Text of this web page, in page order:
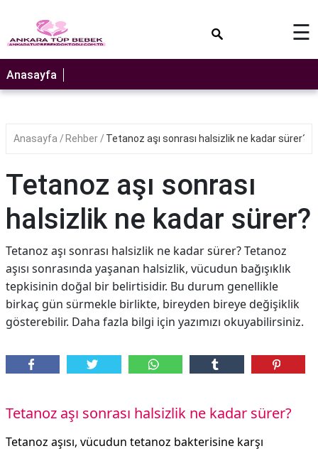
☰
Anasayfa
Anasayfa Rehber Tetanoz aşı sonrası halsizlik ne kadar sürer?
Tetanoz aşı sonrası
halsizlik ne kadar sürer?
Tetanoz aşı sonrası halsizlik ne kadar sürer? Tetanoz
aşısı sonrasında yaşanan halsizlik, vücudun bağışıklık
tepkisinin doğal bir belirtisidir. Bu durum genellikle
birkaç gün sürmekle birlikte, bireyden bireye değişiklik
gösterebilir. Daha fazla bilgi için yazımızı okuyabilirsiniz.
Tetanoz aşı sonrası halsizlik ne kadar sürer?
Tetanoz aşısı, vücudun tetanoz bakterisine karşı